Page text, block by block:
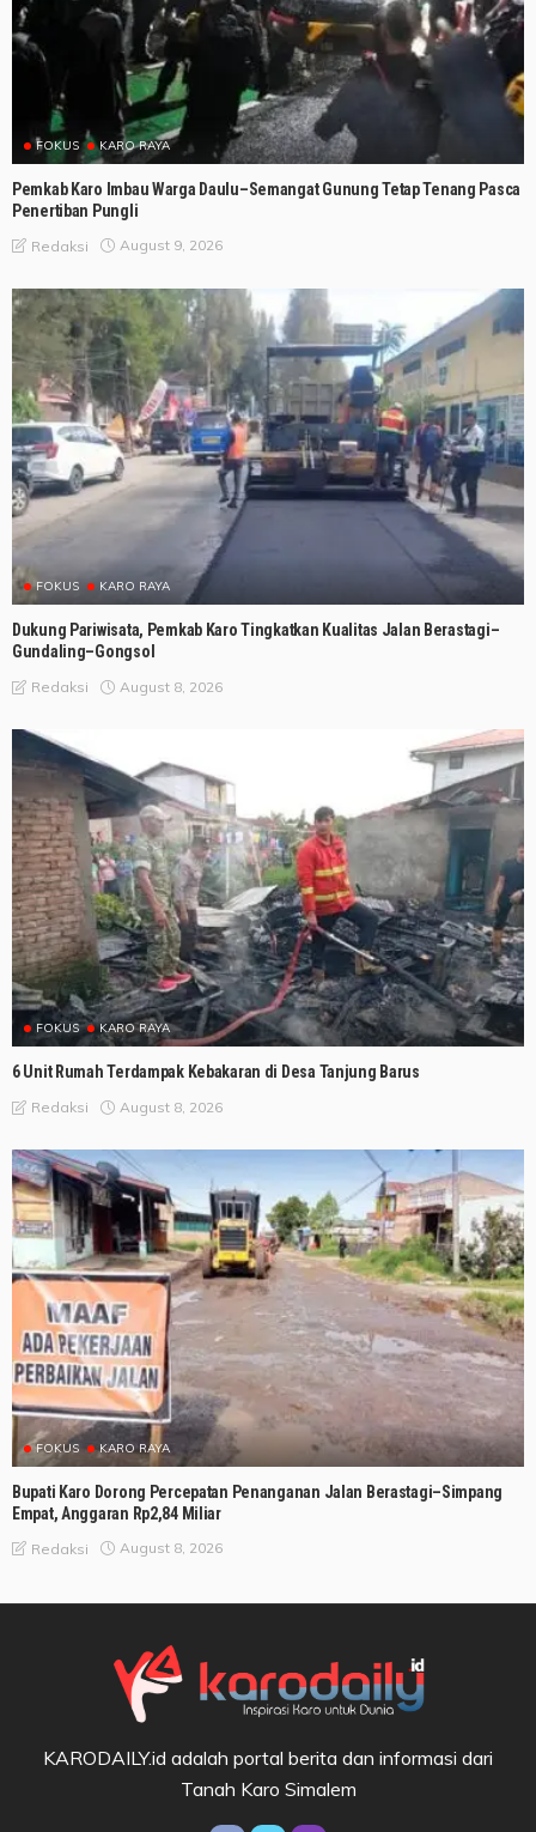
FOKUS KARO RAYA
Pemkab Karo Imbau Warga Daulu–Semangat Gunung Tetap Tenang Pasca
Penertiban Pungli
Redaksi August 9, 2026
FOKUS KARO RAYA
Dukung Pariwisata, Pemkab Karo Tingkatkan Kualitas Jalan Berastagi–
Gundaling–Gongsol
Redaksi August 8, 2026
FOKUS KARO RAYA
6 Unit Rumah Terdampak Kebakaran di Desa Tanjung Barus
Redaksi August 8, 2026
FOKUS KARO RAYA
Bupati Karo Dorong Percepatan Penanganan Jalan Berastagi–Simpang
Empat, Anggaran Rp2,84 Miliar
Redaksi August 8, 2026
KARODAILY.id adalah portal berita dan informasi dari
Tanah Karo Simalem